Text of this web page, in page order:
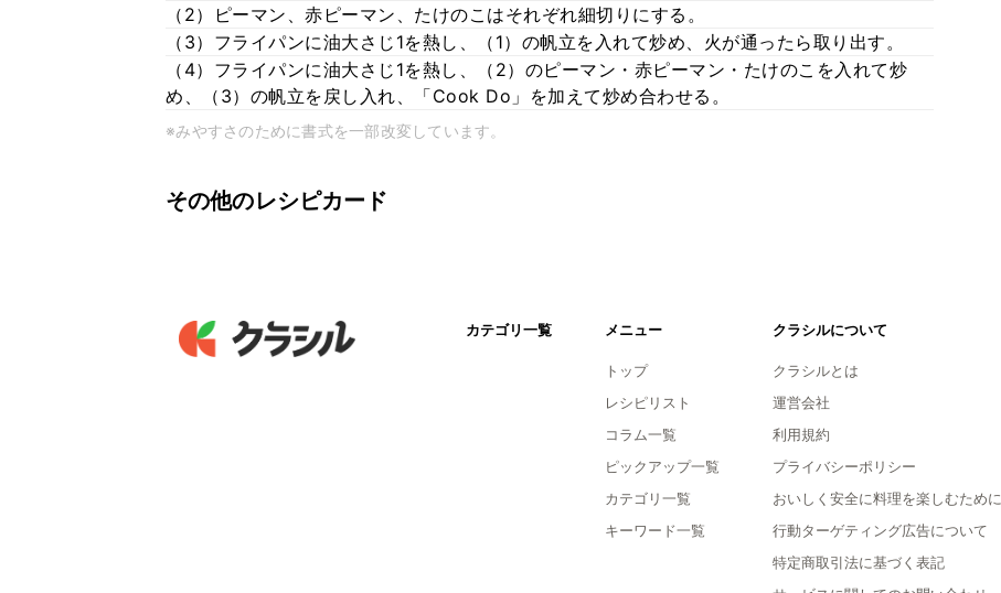
（2）ピーマン、赤ピーマン、たけのこはそれぞれ細切りにする。
（3）フライパンに油大さじ1を熱し、（1）の帆立を入れて炒め、火が通ったら取り出す。
（4）フライパンに油大さじ1を熱し、（2）のピーマン・赤ピーマン・たけのこを入れて炒
め、（3）の帆立を戻し入れ、「Cook Do」を加えて炒め合わせる。
※みやすさのために書式を一部改変しています。
その他のレシピカード
カテゴリ一覧 メニュー
トップ
レシピリスト
コラム一覧
ピックアップ一覧
カテゴリ一覧
キーワード一覧
クラシルについて
クラシルとは
運営会社
利用規約
プライバシーポリシー
おいしく安全に料理を楽しむために
行動ターゲティング広告について
特定商取引法に基づく表記